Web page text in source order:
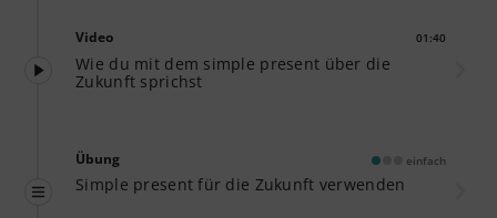
Video 01:40
Wie du mit dem simple present über die
Zukunft sprichst
Übung einfach
Simple present für die Zukunft verwenden